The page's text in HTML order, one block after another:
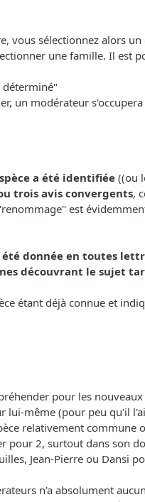
vous sélectionnez alors
une famille. Il est
déterminé"
un modérateur
a été identifiée ((ou
trois avis convergents,
est
donnée en toutes
découvrant le sujet
étant déjà connue et
pour les
lui-même (pour peu qu'il
relativement
2, surtout dans son
Jean-Pierre ou Dansi
n'a absolument